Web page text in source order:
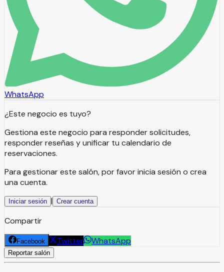
WhatsApp
¿Este negocio es tuyo?
Gestiona este negocio para responder solicitudes,
responder reseñas y unificar tu calendario de
reservaciones.
Para gestionar este salón, por favor inicia sesión o crea
una cuenta.
Iniciar sesión | Crear cuenta
Compartir
Facebook Twitter WhatsApp
Reportar salón